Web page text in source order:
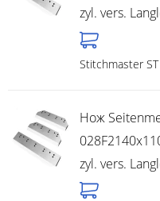
zyl. vers.
Stitchmaster
Нож
zyl. vers.